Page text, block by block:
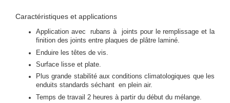
Caractéristiques et applications
Application avec rubans à joints pour le remplissage et la
finition des joints entre plaques de plâtre laminé.
Enduire les têtes de vis.
Surface lisse et plate.
Plus grande stabilité aux conditions climatologiques que les
enduits standards séchant en plein air.
Temps de travail 2 heures à partir du début du mélange.